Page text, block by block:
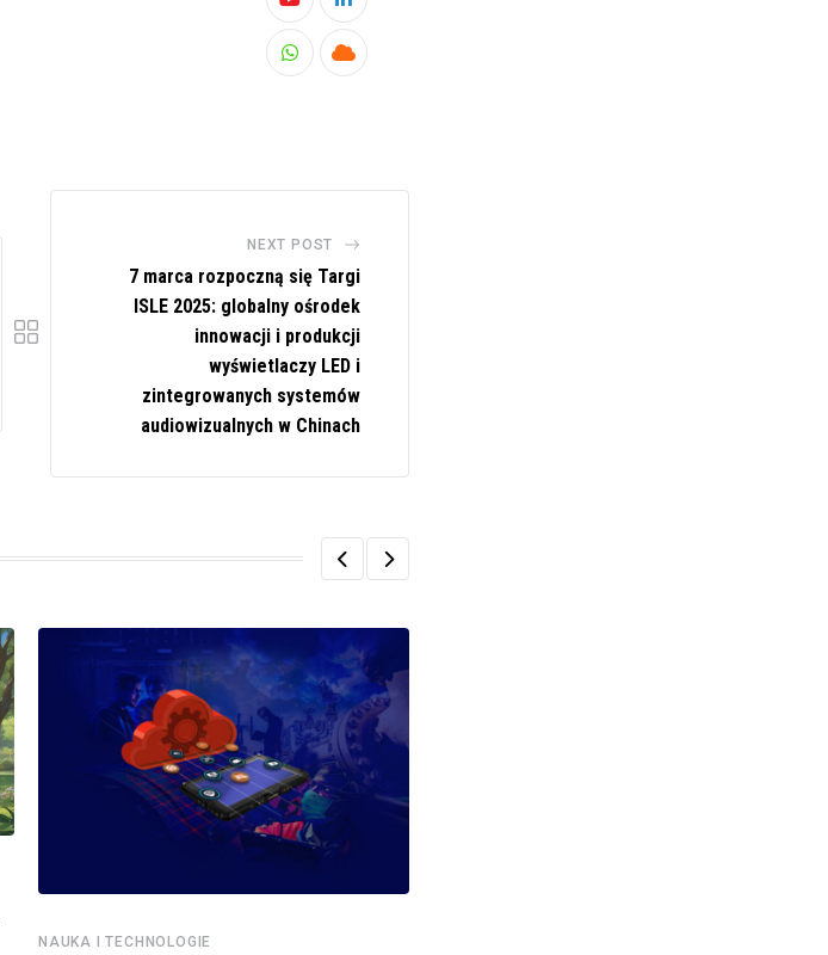
YoutubeLinkedIn
Whatsapp
Cloud
NEXT POST
7 marca rozpoczną się Targi
ISLE 2025: globalny ośrodek
innowacji i produkcji
wyświetlaczy LED i
zintegrowanych systemów
audiowizualnych w Chinach
NAUKA I TECHNOLOGIE